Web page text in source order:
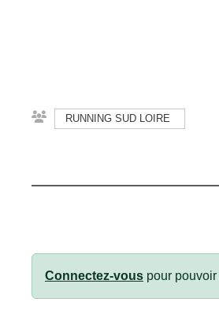
RUNNING SUD LOIRE
Connectez-vous pour